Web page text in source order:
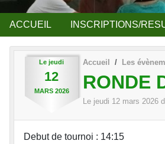
ACCUEIL INSCRIPTIONS/
Le jeudi
12
MARS 2026
Accueil Les
RONDE
Le jeudi 12 mars 2026
Debut de tournoi : 14:15